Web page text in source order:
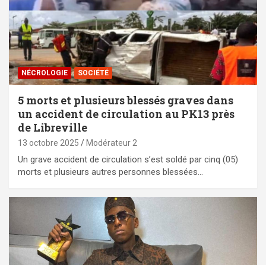
NÉCROLOGIE SOCIÉTÉ
5 morts et plusieurs blessés graves dans
un accident de circulation au PK13 près
de Libreville
13 octobre 2025 Modérateur 2
Un grave accident de circulation s’est soldé par cinq (05)
morts et plusieurs autres personnes blessées…